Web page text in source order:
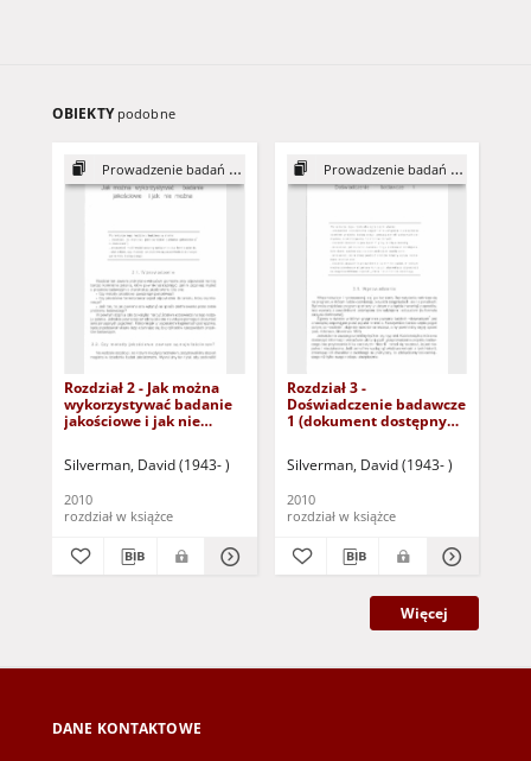
OBIEKTY podobne
Prowadzenie badań jakościowych
Rozdział 2 - Jak można
wykorzystywać badanie
jakościowe i jak nie
tylko dla osób z
Silverman, David (1943- )
2010
rozdział w książce
Prowadzenie badań jakościowych
Rozdział 3 -
Doświadczenie badawcze
1 (dokument dostępny
wzroku)
Silverman, David (1943- )
2010
rozdział w książce
Więcej
DANE KONTAKTOWE